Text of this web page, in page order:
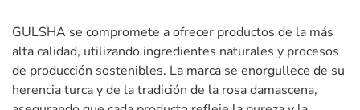
GULSHA se compromete a ofrecer productos de la más
alta calidad, utilizando ingredientes naturales y procesos
de producción sostenibles. La marca se enorgullece de su
herencia turca y de la tradición de la rosa damascena,